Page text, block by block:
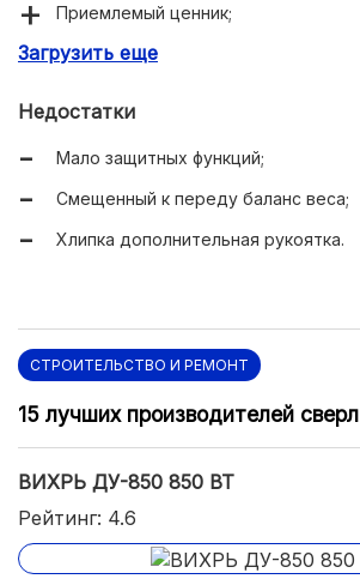
Приемлемый ценник;
Электронная регулировка оборотов;
Загрузить еще
Недостатки
Мало защитных функций;
Смещенный к переду баланс веса;
Хлипка дополнительная рукоятка.
СТРОИТЕЛЬСТВО И РЕМОНТ
15 лучших производителей сверл
ВИХРЬ ДУ-850 850 ВТ
Рейтинг: 4.6